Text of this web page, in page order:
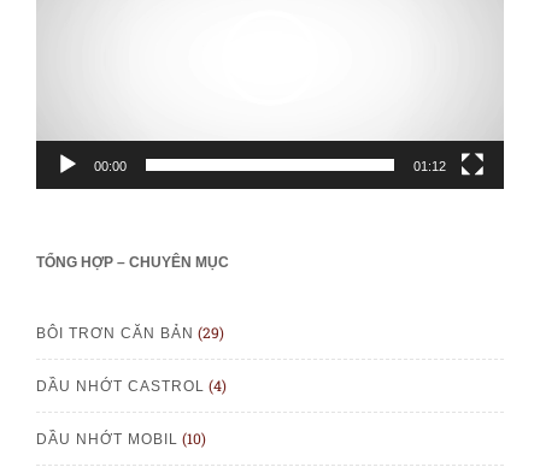
00:00 01:12
TỔNG HỢP – CHUYÊN MỤC
BÔI TRƠN CĂN BẢN (29)
DẦU NHỚT CASTROL (4)
DẦU NHỚT MOBIL (10)